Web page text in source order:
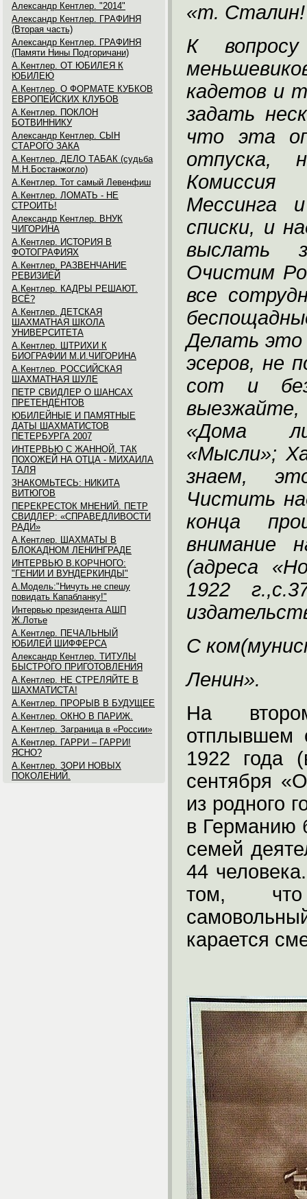
Александр Кентлер. "2014"
Александр Кентлер. ГРАФИНЯ
(Вторая часть)
Александр Кентлер. ГРАФИНЯ
(Памяти Нины Подгоричани)
А.Кентлер. ОТ ЮБИЛЕЯ К
ЮБИЛЕЮ
А.Кентлер. О ФОРМАТЕ КУБКОВ
ЕВРОПЕЙСКИХ КЛУБОВ
А.Кентлер. ПОКЛОН
БОТВИННИКУ
Александр Кентлер. СЫН
СТАРОГО ЗАКА
А.Кентлер. ДЕЛО ТАБАК (судьба
М.Н.Бостанжогло)
А.Кентлер. Тот самый Левенфиш
А.Кентлер. ЛОМАТЬ - НЕ
СТРОИТЬ!
Александр Кентлер. ВНУК
ЧИГОРИНА
А.Кентлер. ИСТОРИЯ В
ФОТОГРАФИЯХ
А.Кентлер. РАЗВЕНЧАНИЕ
РЕВИЗИЕЙ
А.Кентлер. КАДРЫ РЕШАЮТ.
ВСЁ?
А.Кентлер. ДЕТСКАЯ
ШАХМАТНАЯ ШКОЛА
УНИВЕРСИТЕТА
А.Кентлер. ШТРИХИ К
БИОГРАФИИ М.И.ЧИГОРИНА
А.Кентлер. РОССИЙСКАЯ
ШАХМАТНАЯ ШУЛЕ
ПЕТР СВИДЛЕР О ШАНСАХ
ПРЕТЕНДЕНТОВ
ЮБИЛЕЙНЫЕ И ПАМЯТНЫЕ
ДАТЫ ШАХМАТИСТОВ
ПЕТЕРБУРГА 2007
ИНТЕРВЬЮ С ЖАННОЙ, ТАК
ПОХОЖЕЙ НА ОТЦА - МИХАИЛА
ТАЛЯ
ЗНАКОМЬТЕСЬ: НИКИТА
ВИТЮГОВ
ПЕРЕКРЕСТОК МНЕНИЙ. ПЕТР
СВИДЛЕР: «СПРАВЕДЛИВОСТИ
РАДИ»
А.Кентлер. ШАХМАТЫ В
БЛОКАДНОМ ЛЕНИНГРАДЕ
ИНТЕРВЬЮ В.КОРЧНОГО:
"ГЕНИИ И ВУНДЕРКИНДЫ"
А.Модель:"Ничуть не спешу
повидать Капабланку!"
Интервью президента АШП
Ж.Лотье
А.Кентлер. ПЕЧАЛЬНЫЙ
ЮБИЛЕЙ ШИФФЕРСА
Александр Кентлер. ТИТУЛЫ
БЫСТРОГО ПРИГОТОВЛЕНИЯ
А.Кентлер. НЕ СТРЕЛЯЙТЕ В
ШАХМАТИСТА!
А.Кентлер. ПРОРЫВ В БУДУЩЕЕ
А.Кентлер. ОКНО В ПАРИЖ.
А.Кентлер. Заграница в «России»
А.Кентлер. ГАРРИ – ГАРРИ!
ЯСНО?
А.Кентлер. ЗОРИ НОВЫХ
ПОКОЛЕНИЙ.
«т. Сталин!
К
кадетов и
задать
что эта
отпуска,
Комиссия
Мессинга
списки, и
выслать
Очистим
все
Делать это
эсеров, не
сот и
«Дома
«Мысли»;
знаем,
Чистить
конца
внимание
(адреса
1922
С
Ленин».
На
отплывшем
1922 года
сентября
из родного
в Германию
семей
44
том, что
карается